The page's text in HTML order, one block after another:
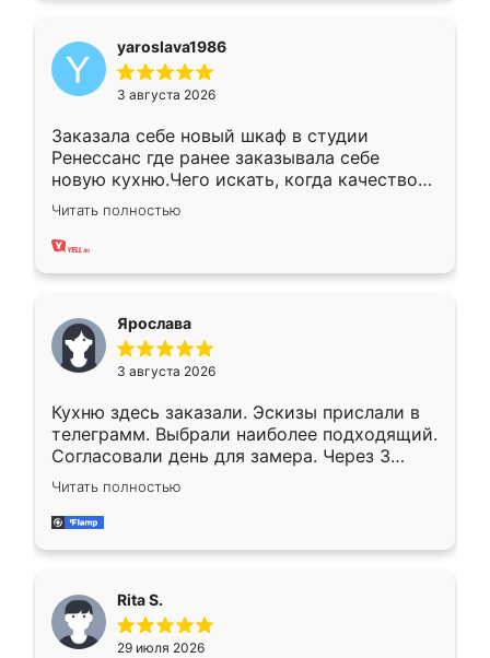
yaroslava1986
3 августа 2026
Заказала себе новый шкаф в студии
Ренессанс где ранее заказывала себе
новую кухню.Чего искать, когда качеством
вполне довольна. Служит кухня уже почти
два года, нареканий нет.
Читать полностью
Ярослава
3 августа 2026
Кухню здесь заказали. Эскизы прислали в
телеграмм. Выбрали наиболее подходящий.
Согласовали день для замера. Через 3
недели кухня была уже готова. Остались
довольны работой. Спасибо Ренессанс
мебель за качественную работу!
Читать полностью
Rita S.
29 июля 2026